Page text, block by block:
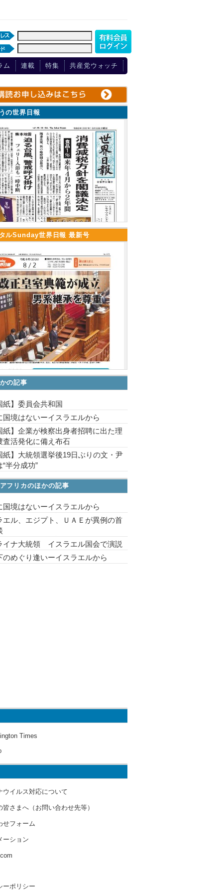
ム 連載 特集 共産党ウォッチ
の世界日報
ルSunday世界日報 最新号
の記事
紙】委員会共和国
国境はないーイスラエルから
紙】企業が検察出身者招聘に出た理
活発化に備え布石
紙】大統領選挙後19日ぶりの文・尹
“半分成功”
フリカのほかの記事
国境はないーイスラエルから
エル、エジプト、ＵＡＥが異例の首
イナ大統領 イスラエル国会で演説
のめぐり逢いーイスラエルから
Times
ウイルス対応について
皆さまへ（お問い合わせ先等）
せフォーム
ーション
ーポリシー